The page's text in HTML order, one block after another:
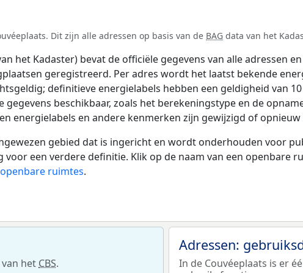
Dit zijn alle adressen op basis van de BAG data van het
het Kadaster) bevat de officiële gegevens van alle adressen
geregistreerd. Per adres wordt het laatst bekende
definitieve energielabels hebben een geldigheid van
gegevens beschikbaar, zoals het berekeningstype en de
energielabels en andere kenmerken zijn gewijzigd of
gebied dat is ingericht en wordt onderhouden voor
een verdere definitie. Klik op de naam van een openbare
ruimtes.
het CBS.
Adressen:
In de Couvéeplaats is er